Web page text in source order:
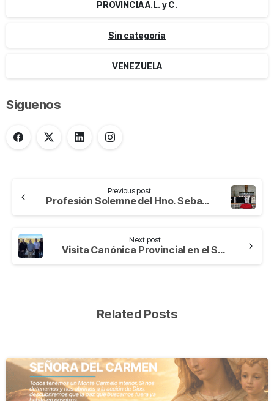
PROVINCIA A.L. y C.
Sin categoría
VENEZUELA
Síguenos
Previous post
Profesión Solemne del Hno. Sebastián Varela Ortiz: Un Compromiso de Amor y Servicio en la Orden Hospitalaria
Next post
Visita Canónica Provincial en el Sanatorio Marítimo San Juan de Dios de Viña del Mar – Chile.
Related Posts
-